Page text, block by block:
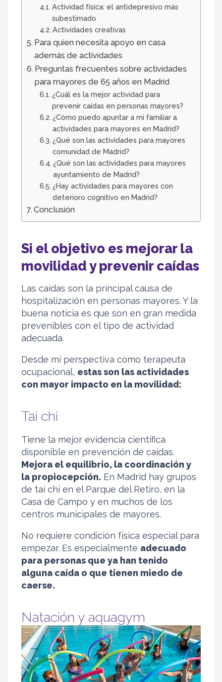
Actividad física: el antidepresivo más
subestimado
Actividades creativas
Para quien necesita apoyo en casa
además de actividades
Preguntas frecuentes sobre actividades
para mayores de 65 años en Madrid
¿Cuál es la mejor actividad para
prevenir caídas en personas mayores?
¿Cómo puedo apuntar a mi familiar a
actividades para mayores en Madrid?
¿Qué son las actividades para mayores
comunidad de Madrid?
¿Qué son las actividades para mayores
ayuntamiento de Madrid?
¿Hay actividades para mayores con
deterioro cognitivo en Madrid?
Conclusión
Si el objetivo es mejorar la
movilidad y prevenir caídas
Las caídas son la principal causa de
hospitalización en personas mayores. Y la
buena noticia es que son en gran medida
prevenibles con el tipo de actividad
adecuada.
Desde mi perspectiva como terapeuta
ocupacional, estas son las actividades
con mayor impacto en la movilidad:
Tai chi
Tiene la mejor evidencia científica
disponible en prevención de caídas.
Mejora el equilibrio, la coordinación y
la propiocepción. En Madrid hay grupos
de tai chi en el Parque del Retiro, en la
Casa de Campo y en muchos de los
centros municipales de mayores.
No requiere condición física especial para
empezar. Es especialmente adecuado
para personas que ya han tenido
alguna caída o que tienen miedo de
caerse.
Natación y aquagym